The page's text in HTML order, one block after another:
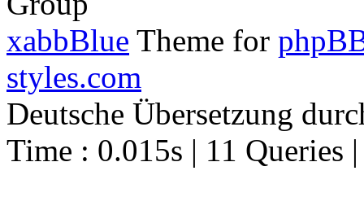
xabbBlue Theme for
styles.com
Deutsche Übersetzung
Time : 0.015s | 11 Queries